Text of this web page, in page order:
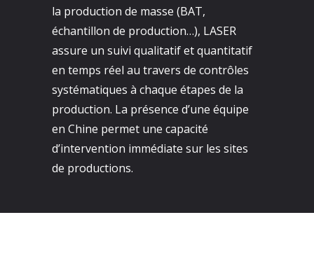
la production de masse (BAT,
échantillon de production…), LASER
assure un suivi qualitatif et quantitatif
en temps réel au travers de contrôles
systématiques à chaque étapes de la
production. La présence d’une équipe
en Chine permet une capacité
d’intervention immédiate sur les sites
de productions.